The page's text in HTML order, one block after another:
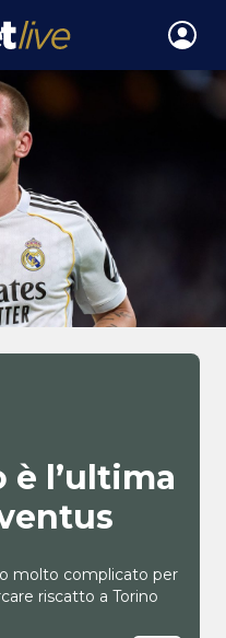
è l’ultima
molto complicato per
riscatto a Torino